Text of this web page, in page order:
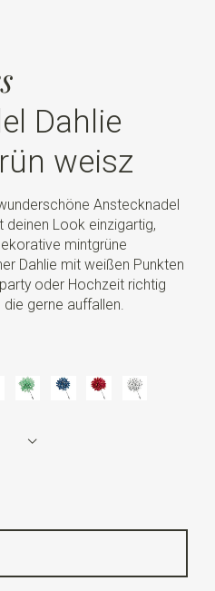
Dahlie
weisz
Anstecknadel
deinen Look einzigartig,
mintgrüne
Dahlie mit weißen Punkten
oder Hochzeit richtig
gerne auffallen.